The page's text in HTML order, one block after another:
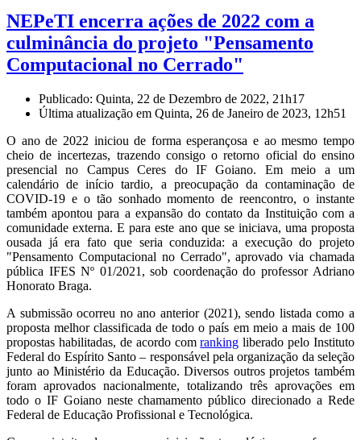
NEPeTI encerra ações de 2022 com a
culminância do projeto "Pensamento
Computacional no Cerrado"
Publicado: Quinta, 22 de Dezembro de 2022, 21h17
Última atualização em Quinta, 26 de Janeiro de 2023, 12h51
O ano de 2022 iniciou de forma esperançosa e ao mesmo tempo
cheio de incertezas, trazendo consigo o retorno oficial do ensino
presencial no Campus Ceres do IF Goiano. Em meio a um
calendário de início tardio, a preocupação da contaminação de
COVID-19 e o tão sonhado momento de reencontro, o instante
também apontou para a expansão do contato da Instituição com a
comunidade externa. E para este ano que se iniciava, uma proposta
ousada já era fato que seria conduzida: a execução do projeto
"Pensamento Computacional no Cerrado", aprovado via chamada
pública IFES Nº 01/2021, sob coordenação do professor Adriano
Honorato Braga.
A submissão ocorreu no ano anterior (2021), sendo listada como a
proposta melhor classificada de todo o país em meio a mais de 100
propostas habilitadas, de acordo comranking liberado pelo Instituto
Federal do Espírito Santo – responsável pela organização da seleção
junto ao Ministério da Educação. Diversos outros projetos também
foram aprovados nacionalmente, totalizando três aprovações em
todo o IF Goiano neste chamamento público direcionado a Rede
Federal de Educação Profissional e Tecnológica.